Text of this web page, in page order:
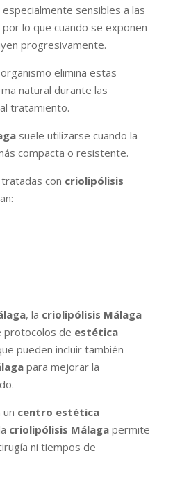
sensibles a las
lo que cuando se exponen
progresivamente.
elimina estas
natural durante las
tratamiento.
suele utilizarse cuando la
compacta o resistente.
con criolipólisis
, la criolipólisis Málaga
protocolos de estética
pueden incluir también
para mejorar la
un centro estética
criolipólisis Málagapermite
ni tiempos de